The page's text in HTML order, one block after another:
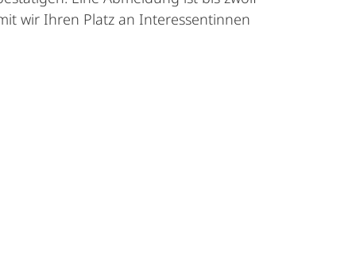
wir Ihren Platz an Interessentinnen